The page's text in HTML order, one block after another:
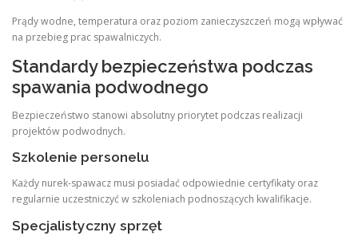
Prądy wodne, temperatura oraz poziom zanieczyszczeń mogą wpływać
na przebieg prac spawalniczych.
Standardy bezpieczeństwa podczas
spawania podwodnego
Bezpieczeństwo stanowi absolutny priorytet podczas realizacji
projektów podwodnych.
Szkolenie personelu
Każdy nurek-spawacz musi posiadać odpowiednie certyfikaty oraz
regularnie uczestniczyć w szkoleniach podnoszących kwalifikacje.
Specjalistyczny sprzęt